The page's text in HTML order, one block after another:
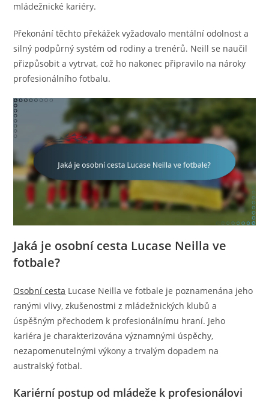
mládežnické kariéry.
Překonání těchto překážek vyžadovalo mentální odolnost a
silný podpůrný systém od rodiny a trenérů. Neill se naučil
přizpůsobit a vytrvat, což ho nakonec připravilo na nároky
profesionálního fotbalu.
Jaká je osobní cesta Lucase Neilla ve
fotbale?
Osobní cesta Lucase Neilla ve fotbale je poznamenána jeho
ranými vlivy, zkušenostmi z mládežnických klubů a
úspěšným přechodem k profesionálnímu hraní. Jeho
kariéra je charakterizována významnými úspěchy,
nezapomenutelnými výkony a trvalým dopadem na
australský fotbal.
Kariérní postup od mládeže k profesionálovi